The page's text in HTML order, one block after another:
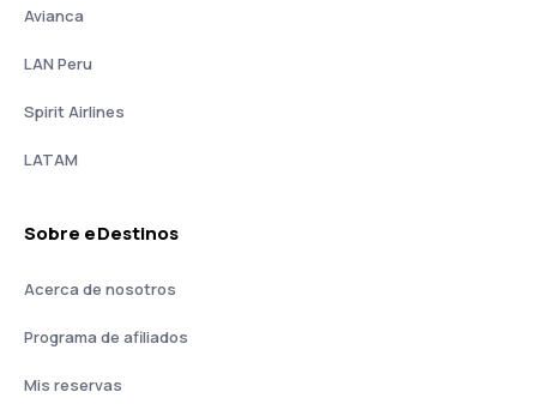
Avianca
LAN Peru
Spirit Airlines
LATAM
Sobre eDestinos
Acerca de nosotros
Programa de afiliados
Mis reservas